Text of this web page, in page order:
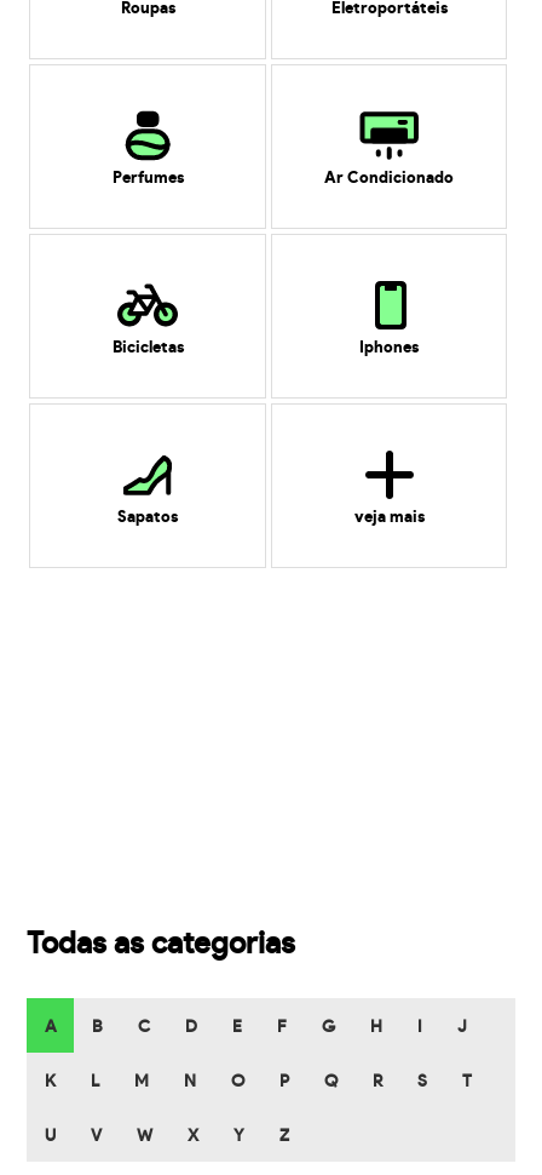
Roupas Eletroportáteis
Perfumes Ar Condicionado
Bicicletas Iphones
Sapatos veja mais
Todas as categorias
A B C D E F G H J
K L M N O P Q R S T
U V W X Y Z